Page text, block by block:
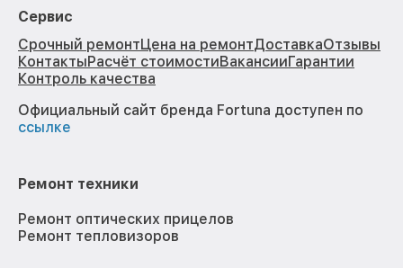
Сервис
Срочный ремонтЦена на ремонтДоставкаОтзывы
КонтактыРасчёт стоимостиВакансииГарантии
Контроль качества
Официальный сайт бренда Fortuna доступен по
ссылке
Ремонт техники
Ремонт оптических прицелов
Ремонт тепловизоров